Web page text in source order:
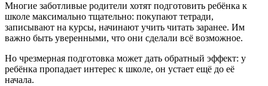
Многие заботливые родители хотят подготовить ребёнка к
школе максимально тщательно: покупают тетради,
записывают на курсы, начинают учить читать заранее. Им
важно быть уверенными, что они сделали всё возможное.
Но чрезмерная подготовка может дать обратный эффект: у
ребёнка пропадает интерес к школе, он устает ещё до её
начала.